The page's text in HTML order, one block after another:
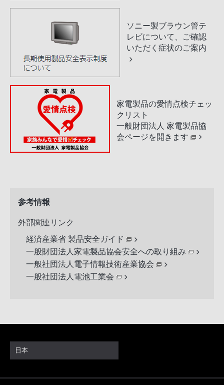
ソニー製ブラウン管テ
レビについて、ご確認
いただく症状のご案内
家電製品の愛情点検チェッ
クリスト
一般財団法人 家電製品協
会ページを開きます
参考情報
外部関連リンク
経済産業省 製品安全ガイド
一般財団法人家電製品協会安全への取り組み
一般社団法人電子情報技術産業協会
一般社団法人電池工業会
日本